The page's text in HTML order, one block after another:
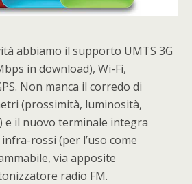
abbiamo il supporto UMTS 3G
in download), Wi-Fi,
Non manca il corredo di
(prossimità, luminosità,
e il nuovo terminale integra
rossi (per l’uso come
via apposite
radio FM.